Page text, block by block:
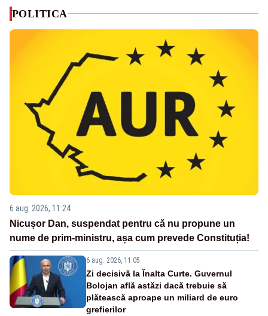
POLITICA
6 aug. 2026, 11:24
Nicușor Dan, suspendat pentru că nu propune un
nume de prim-ministru, așa cum prevede Constituția!
6 aug. 2026, 11:05
Zi decisivă la Înalta Curte. Guvernul
Bolojan află astăzi dacă trebuie să
plătească aproape un miliard de euro
grefierilor